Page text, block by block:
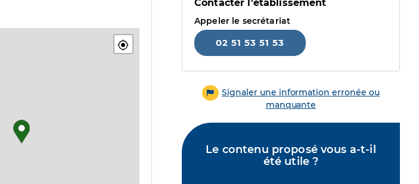
Contacter l'établissement
Appeler le secrétariat
02 51 53 51 53
Signaler une information erronée ou
manquante
Le contenu proposé vous a-t-il
été utile ?